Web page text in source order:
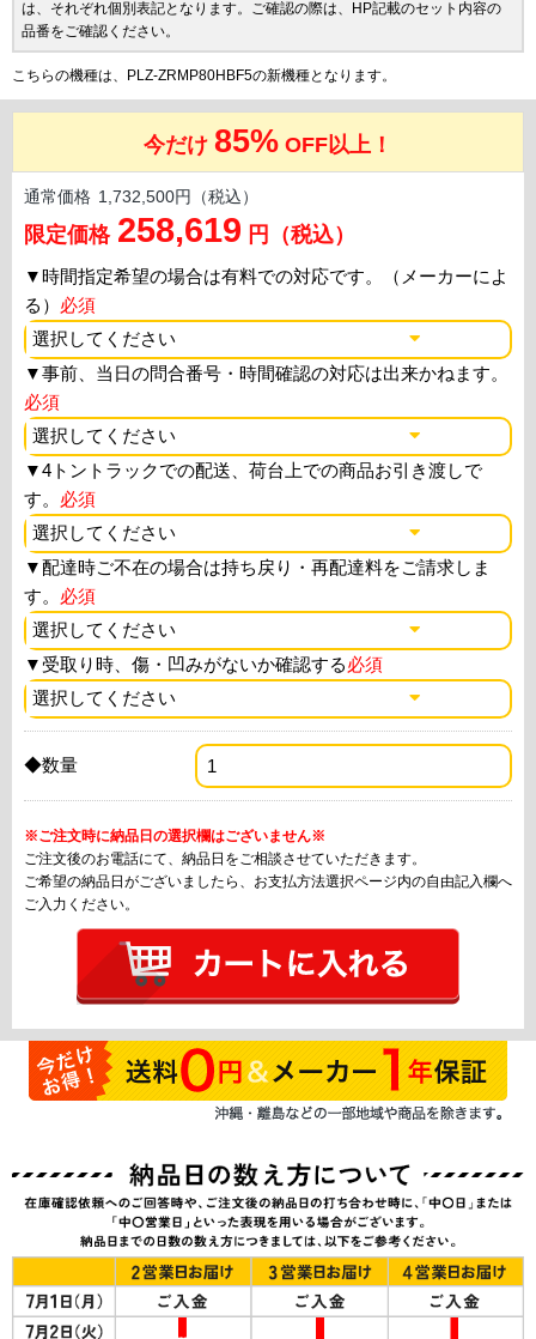
は、それぞれ個別表記となります。ご確認の際は、HP記載のセット内容の
品番をご確認ください。
こちらの機種は、PLZ-ZRMP80HBF5の新機種となります。
今だけ 85% OFF以上！
通常価格 1,732,500円（税込）
限定価格 258,619 円（税込）
▼時間指定希望の場合は有料での対応です。（メーカーによ
る） 必須
▼事前、当日の問合番号・時間確認の対応は出来かねます。
必須
▼4トントラックでの配送、荷台上での商品お引き渡しで
す。 必須
▼配達時ご不在の場合は持ち戻り・再配達料をご請求しま
す。 必須
▼ 受取り時、傷・凹みがないか確認する必須
◆数量
※ご注文時に納品日の選択欄はございません※
ご注文後のお電話にて、納品日をご相談させていただきます。
ご希望の納品日がございましたら、お支払方法選択ページ内の自由記入欄へ
ご入力ください。